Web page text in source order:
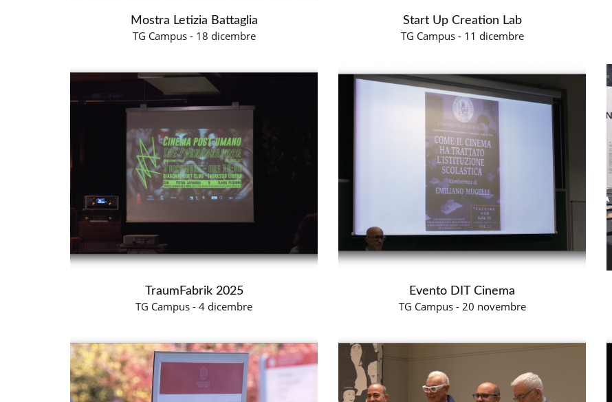
Mostra Letizia Battaglia
TG Campus - 18 dicembre
Start Up Creation Lab
TG Campus - 11 dicembre
TraumFabrik 2025
TG Campus - 4 dicembre
Evento DIT Cinema
TG Campus - 20 novembre